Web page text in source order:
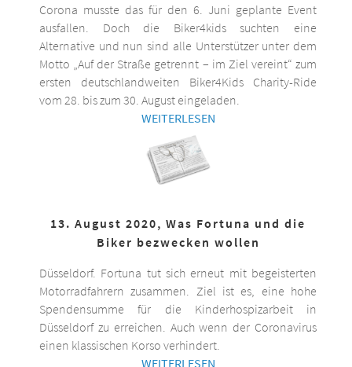
Corona musste das für den 6. Juni geplante Event
ausfallen. Doch die Biker4kids suchten eine
Alternative und nun sind alle Unterstützer unter dem
Motto „Auf der Straße getrennt – im Ziel vereint“ zum
ersten deutschlandweiten Biker4Kids Charity-Ride
vom 28. bis zum 30. August eingeladen.
WEITERLESEN
13. August 2020, Was Fortuna und die
Biker bezwecken wollen
Düsseldorf. Fortuna tut sich erneut mit begeisterten
Motorradfahrern zusammen. Ziel ist es, eine hohe
Spendensumme für die Kinderhospizarbeit in
Düsseldorf zu erreichen. Auch wenn der Coronavirus
einen klassischen Korso verhindert.
WEITERLESEN